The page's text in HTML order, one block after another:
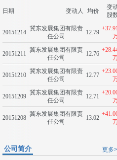
日期 变动人 均价
变
股
20151214
冀东发展集团有限责
任公司
12.79
20151211
冀东发展集团有限责
任公司
12.76
20151210
冀东发展集团有限责
任公司
12.77
20151209
冀东发展集团有限责
任公司
12.71
20151208
冀东发展集团有限责
任公司
13.02
更多
公司简介